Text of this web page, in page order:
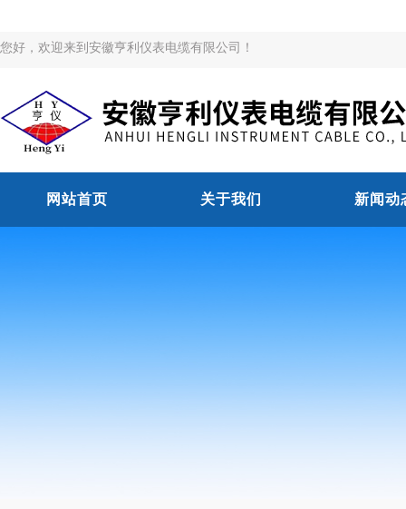
您好，欢迎来到安徽亨利仪表电缆有限公司！
网站首页 关于我们 新闻动